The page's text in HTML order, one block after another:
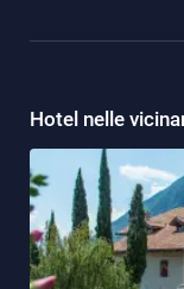
Hotel nelle